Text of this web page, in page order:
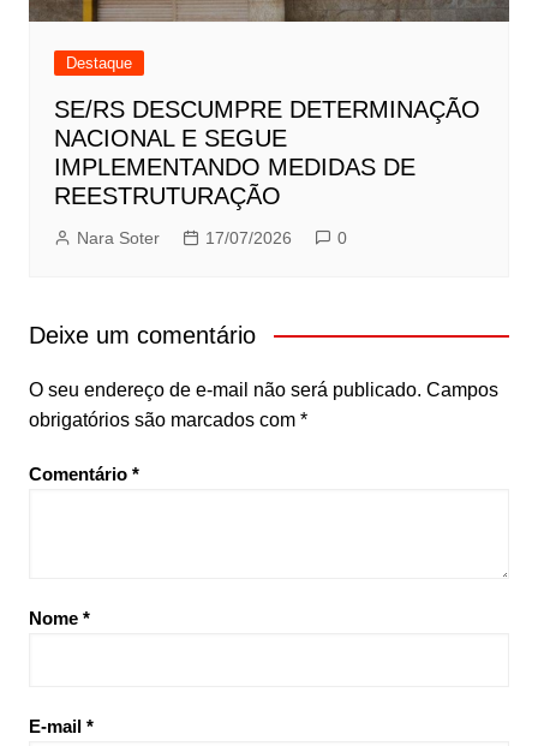
Destaque
SE/RS DESCUMPRE DETERMINAÇÃO
NACIONAL E SEGUE
IMPLEMENTANDO MEDIDAS DE
REESTRUTURAÇÃO
Nara Soter 17/07/2026 0
Deixe um comentário
O seu endereço de e-mail não será publicado. Campos
obrigatórios são marcados com *
Comentário *
Nome *
E-mail *